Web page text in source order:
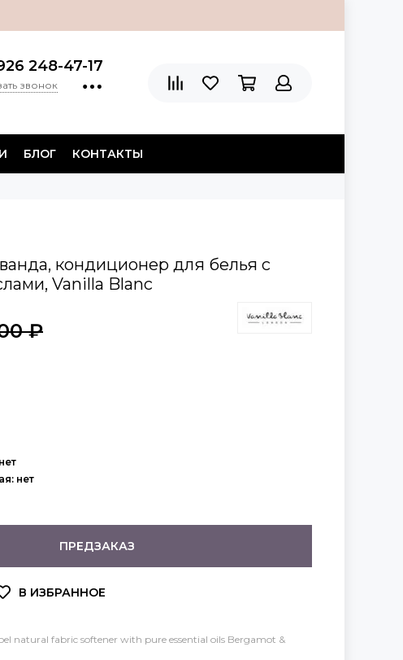
248-47-17
звонок
БЛОГ КОНТАКТЫ
кондиционер для белья с
Vanilla Blanc
₽
ПРЕДЗАКАЗ
natural fabric softener with pure essential oils Bergamot &